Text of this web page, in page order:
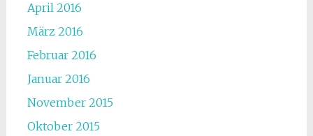
April 2016
März 2016
Februar 2016
Januar 2016
November 2015
Oktober 2015